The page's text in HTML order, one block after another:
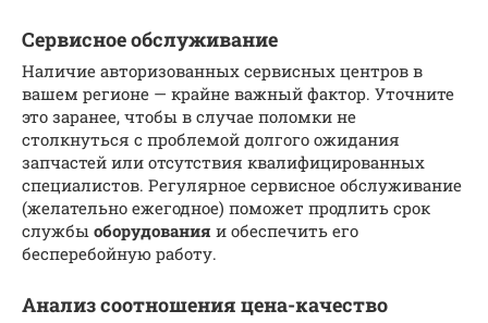
Сервисное обслуживание
Наличие авторизованных сервисных центров в
вашем регионе — крайне важный фактор. Уточните
это заранее, чтобы в случае поломки не
столкнуться с проблемой долгого ожидания
запчастей или отсутствия квалифицированных
специалистов. Регулярное сервисное обслуживание
(желательно ежегодное) поможет продлить срок
службы оборудования и обеспечить его
бесперебойную работу.
Анализ соотношения цена-качество